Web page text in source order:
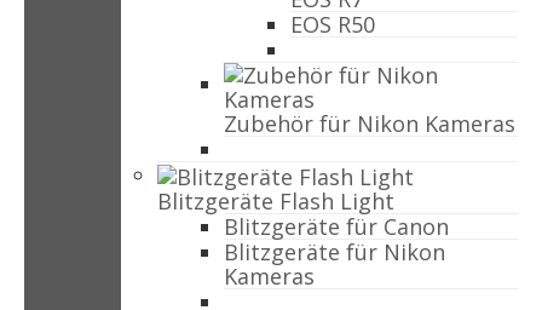
EOS R50
Zubehör für Nikon Kameras
Blitzgeräte Flash Light
Blitzgeräte für Canon
Blitzgeräte für Nikon
Kameras